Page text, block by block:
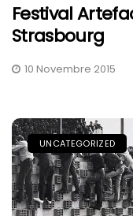
Festival
Strasbourg
10 Novembre 2015
UNCATEGORIZED